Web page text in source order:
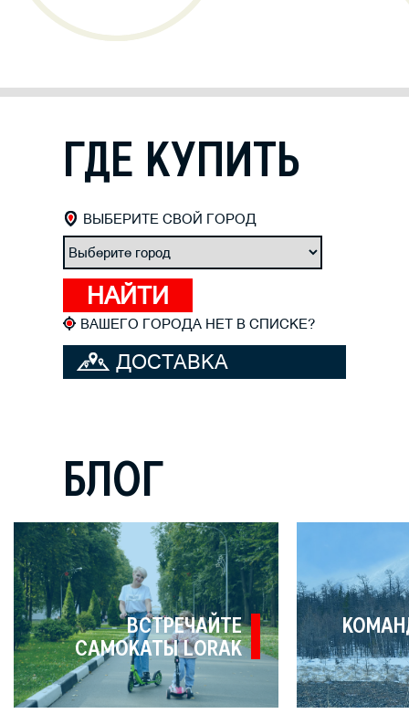
ГДЕ КУПИТЬ
ВЫБЕРИТЕ СВОЙ ГОРОД
ВАШЕГО ГОРОДА НЕТ В СПИСКЕ?
ДОСТАВКА
БЛОГ
ВСТРЕЧАЙТЕ
САМОКАТЫ LORAK